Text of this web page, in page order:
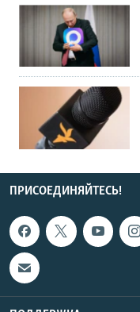
ПРИСОЕДИНЯЙТЕСЬ!